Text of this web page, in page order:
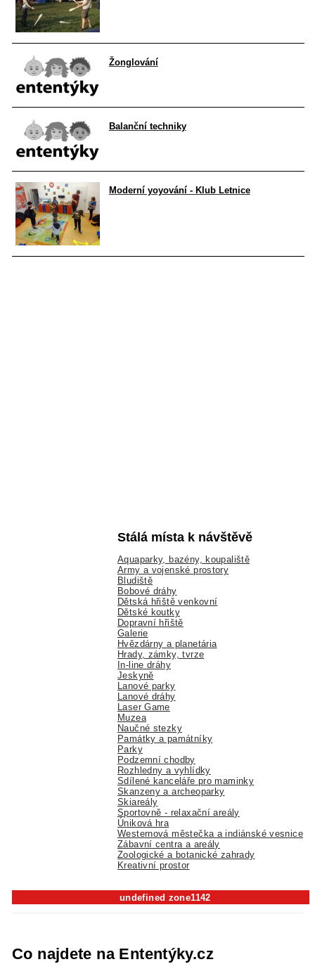
Žonglování
Balanční techniky
Moderní yoyování - Klub Letnice
Stálá místa k návštěvě
Aquaparky, bazény, koupaliště
Army a vojenské prostory
Bludiště
Bobové dráhy
Dětská hřiště venkovní
Dětské koutky
Dopravní hřiště
Galerie
Hvězdárny a planetária
Hrady, zámky, tvrze
In-line dráhy
Jeskyně
Lanové parky
Lanové dráhy
Laser Game
Muzea
Naučné stezky
Památky a památníky
Parky
Podzemní chodby
Rozhledny a vyhlídky
Sdílené kanceláře pro maminky
Skanzeny a archeoparky
Skiareály
Sportovně - relaxační areály
Úniková hra
Westernová městečka a indiánské vesnice
Zábavní centra a areály
Zoologické a botanické zahrady
Kreativní prostor
undefined zone1142
Co najdete na Ententýky.cz